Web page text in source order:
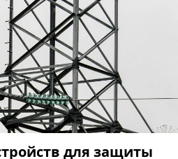
для защиты